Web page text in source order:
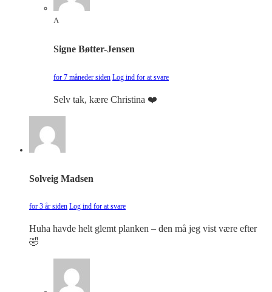
A
Signe Bøtter-Jensen
for 7 måneder siden Log ind for at svare
Selv tak, kære Christina ❤️
Solveig Madsen
for 3 år siden Log ind for at svare
Huha havde helt glemt planken – den må jeg vist være efter
🤣